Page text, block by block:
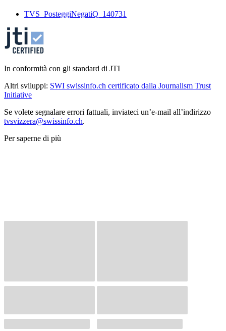
TVS_PosteggiNegatiQ_140731
In conformità con gli standard di JTI
Altri sviluppi: SWI swissinfo.ch certificato dalla Journalism Trust
Initiative
Se volete segnalare errori fattuali, inviateci un’e-mail all’indirizzo
tvsvizzera@swissinfo.ch.
Per saperne di più